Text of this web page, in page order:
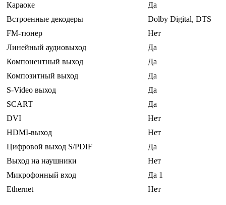
Караоке
Да
Встроенные декодеры
Dolby Digital, DTS
FM-тюнер
Нет
Линейный аудиовыход
Да
Компонентный выход
Да
Композитный выход
Да
S-Video выход
Да
SCART
Да
DVI
Нет
HDMI-выход
Нет
Цифровой выход S/PDIF
Да
Выход на наушники
Нет
Микрофонный вход
Да 1
Ethernet
Нет